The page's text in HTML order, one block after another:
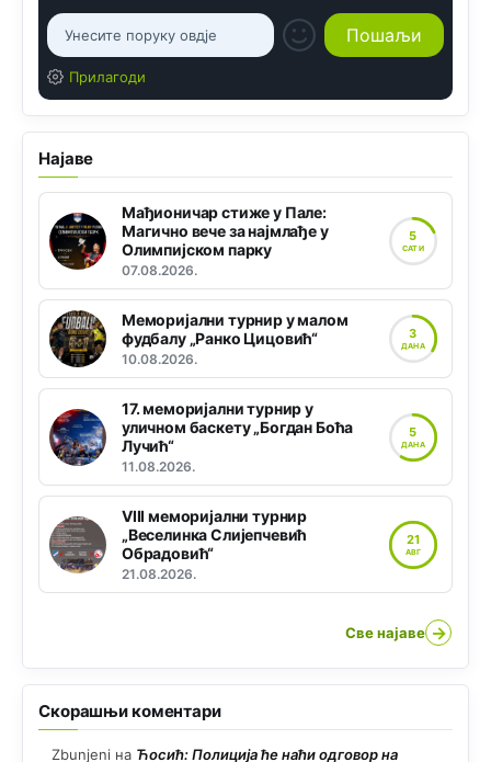
Прилагоди
Најаве
Мађионичар стиже у Пале:
Магично вече за најмлађе у
Олимпијском парку
07.08.2026.
5
САТИ
Меморијални турнир у малом
фудбалу „Ранко Цицовић“
10.08.2026.
3
ДАНА
17. меморијални турнир у
уличном баскету „Богдан Боћа
Лучић“
11.08.2026.
5
ДАНА
VIII меморијални турнир
„Веселинка Слијепчевић
Обрадовић“
21.08.2026.
21
АВГ
Све најаве →
Скорашњи коментари
Zbunjeni на Ћосић: Полиција ће наћи одговор на